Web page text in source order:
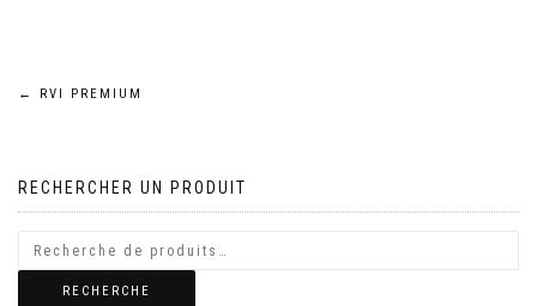
Navigation
l’article
← RVI PREMIUM
RECHERCHER UN PRODUIT
RECHERCHE